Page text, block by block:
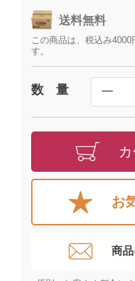
送料無料
この商品は、税込み
す。
数 量 ━
お
商